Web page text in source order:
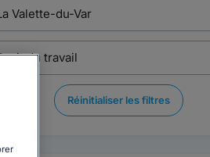
Réinitialiser les filtres